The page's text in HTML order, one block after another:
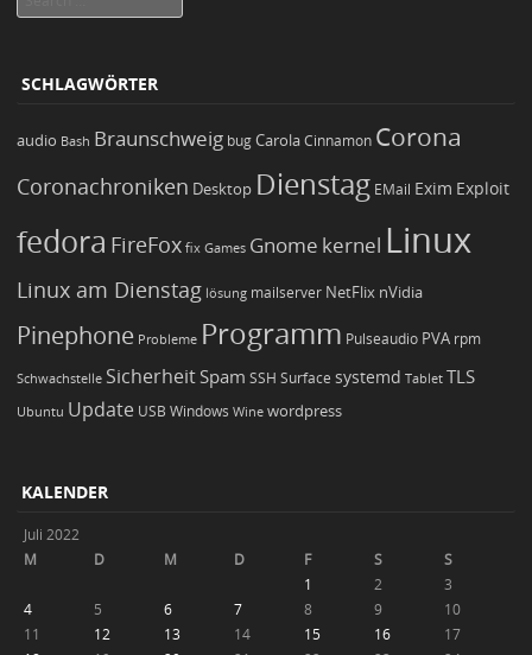
SCHLAGWÖRTER
audio Bash Braunschweig bugCarola Cinnamon Corona
Coronachroniken Desktop Dienstag EMail Exim Exploit
fedora FireFox fix Games Gnome kernel Linux
Linux am Dienstag lösung mailserver NetFlix nVidia
Pinephone Probleme Programm Pulseaudio PVA rpm
Schwachstelle Sicherheit Spam SSH Surface systemd Tablet TLS
Ubuntu Update USB Windows Wine wordpress
KALENDER
Juli 2022
M
D M D F S
S
1
2
3
4
5 6 7 8 9
10
11
12 13 14 15 16
17